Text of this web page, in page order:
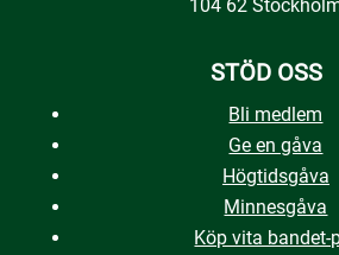
104 62
STÖD OSS
Bli medlem
Ge en gåva
Högtidsgåva
Minnesgåva
Köp vita bandet-